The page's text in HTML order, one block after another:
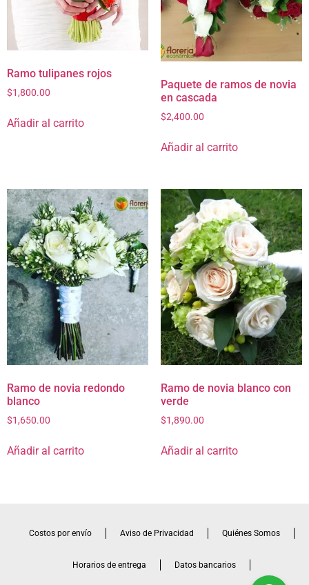
Ramo tulipanes rojos
$1,800.00
Añadir al carrito
Paquete de ramos de novia
en cascada
$2,400.00
Añadir al carrito
Ramo de novia redondo
blanco
$1,650.00
Añadir al carrito
Ramo de novia blanco con
verde
$1,890.00
Añadir al carrito
Costos por envío Aviso de Privacidad Quiénes Somos
Horarios de entrega Datos bancarios